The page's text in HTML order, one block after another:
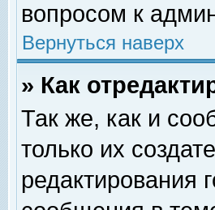
вопросом к
Вернуться наверх
» Как
Так же, как и
только их
редактирования